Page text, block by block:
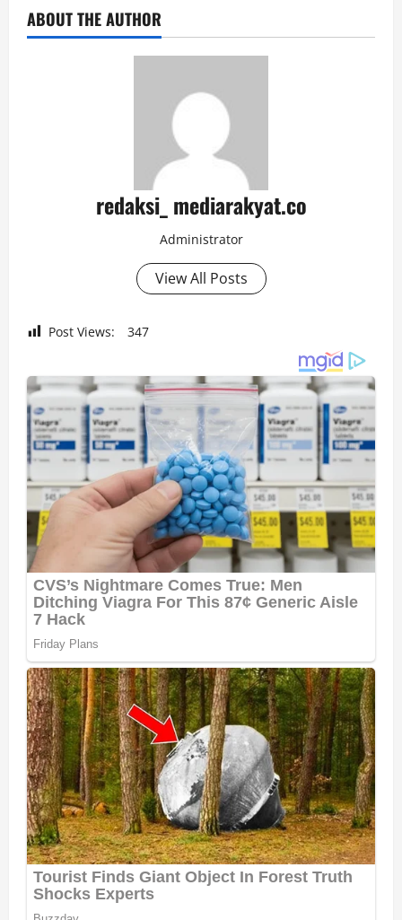
ABOUT THE AUTHOR
redaksi_ mediarakyat.co
Administrator
View All Posts
Post Views: 347